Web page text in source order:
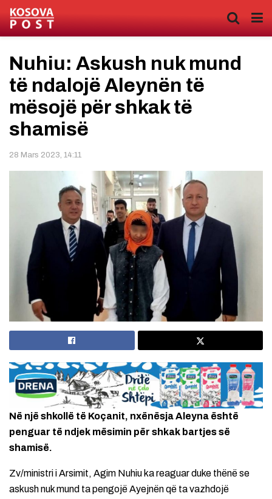
Nuhiu: Askush nuk mund
të ndalojë Aleynën të
mësojë për shkak të
shamisë
28 Mars 2023, 14:11
Në një shkollë të Koçanit, nxënësja Aleyna është
penguar të ndjek mësimin për shkak bartjes së
shamisë.
Zv/ministri i Arsimit, Agim Nuhiu ka reaguar duke thënë se
askush nuk mund ta pengojë Ayejnën që ta vazhdojë